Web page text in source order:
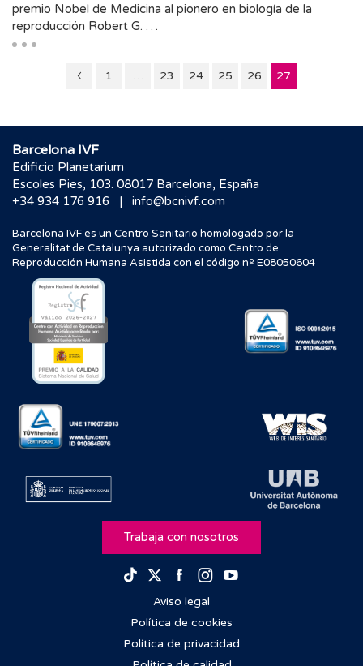
premio Nobel de Medicina al pionero en biología de la
reproducción Robert G. …
PáginaPágina
1 … Página
23 Página
24 Página
25 Página
26 27
Barcelona IVF
Edificio Planetarium
Escoles Pies, 103. 08017 Barcelona, España
+34 934 176 916
| info@bcnivf.com
Barcelona IVF es un Centro Sanitario homologado por la
Generalitat de Catalunya autorizado como Centro de
Reproducción Humana Asistida con el código nº E08050604
Trabaja con nosotros
TikTokTwitterFacebook
Instagram
Aviso legal
Política de cookies
Política de privacidad